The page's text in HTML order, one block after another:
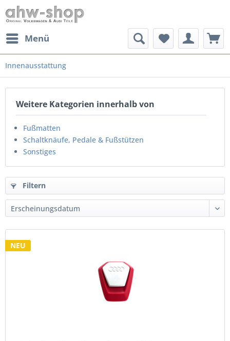
Menü
Innenausstattung
Weitere Kategorien innerhalb von
Fußmatten
Schaltknäufe, Pedale & Fußstützen
Sonstiges
Filtern
NEU